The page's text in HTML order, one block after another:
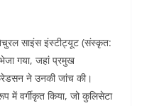
साइंस इंस्टीट्यूट (संस्कृत:
गया, जहां प्रमुख
ने उनकी जांच की।
वर्गीकृत किया, जो कुलिसेटा